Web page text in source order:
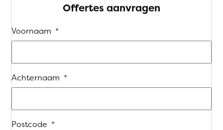
Offertes aanvragen
Voornaam *
Achternaam *
Postcode *